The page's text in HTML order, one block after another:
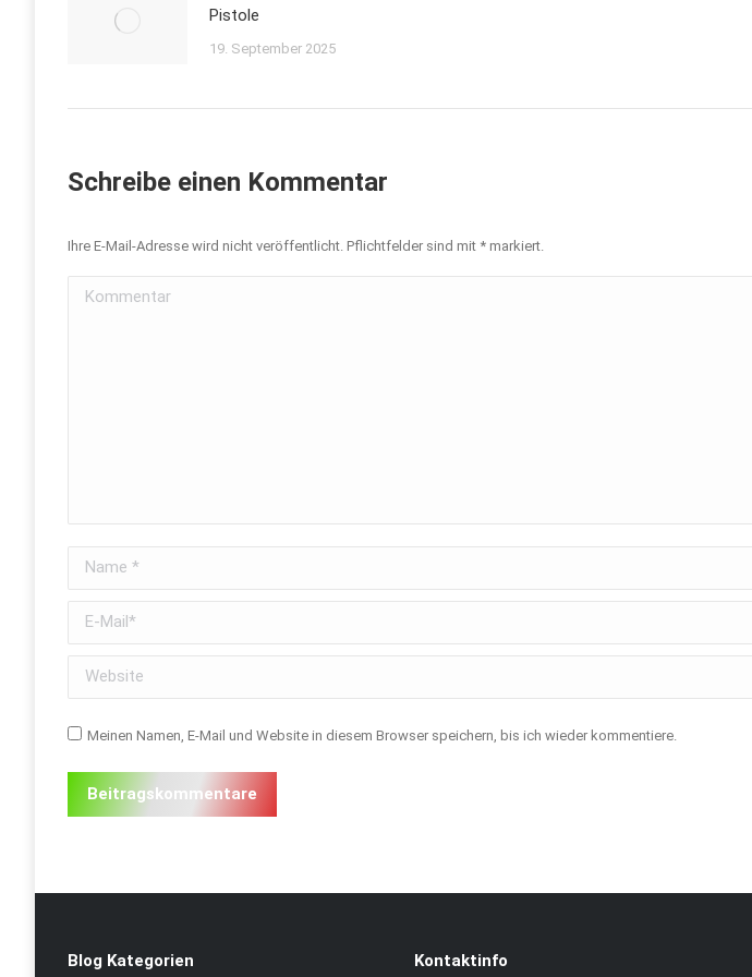
Pistole
19. September 2025
Schreibe einen Kommentar
Ihre E-Mail-Adresse wird nicht veröffentlicht. Pflichtfelder sind mit * markiert.
Kommentar
Name *
E-Mail *
Website
Meinen Namen, E-Mail und Website in diesem Browser speichern, bis ich wieder kommentiere.
Beitragskommentare
Blog Kategorien Kontaktinfo